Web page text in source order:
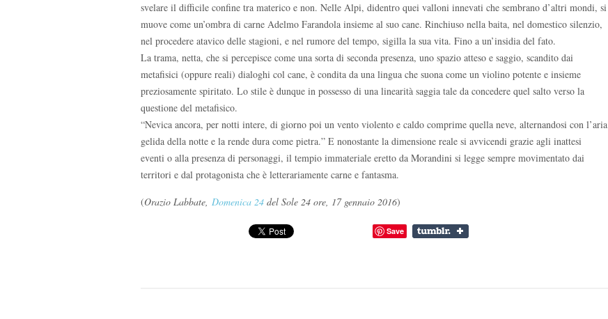
svelare il difficile confine tra materico e non. Nelle Alpi, didentro quei valloni innevati che sembrano d’altri mondi, si
muove come un’ombra di carne Adelmo Farandola insieme al suo cane. Rinchiuso nella baita, nel domestico silenzio,
nel procedere atavico delle stagioni, e nel rumore del tempo, sigilla la sua vita. Fino a un’insidia del fato.
La trama, netta, che si percepisce come una sorta di seconda presenza, uno spazio atteso e saggio, scandito dai
metafisici (oppure reali) dialoghi col cane, è condita da una lingua che suona come un violino potente e insieme
preziosamente spiritato. Lo stile è dunque in possesso di una linearità saggia tale da concedere quel salto verso la
questione del metafisico.
“Nevica ancora, per notti intere, di giorno poi un vento violento e caldo comprime quella neve, alternandosi con l’aria
gelida della notte e la rende dura come pietra.” E nonostante la dimensione reale si avvicendi grazie agli inattesi
eventi o alla presenza di personaggi, il tempio immateriale eretto da Morandini si legge sempre movimentato dai
territori e dal protagonista che è letterariamente carne e fantasma.
(Orazio Labbate, Domenica 24 del Sole 24 ore, 17 gennaio 2016)
Save